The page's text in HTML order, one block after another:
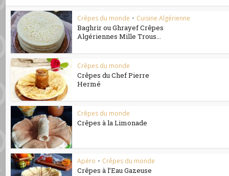
Crêpes du monde • Cuisine Algérienne
Baghrir ou Ghrayef Crêpes
Algériennes Mille Trous...
Crêpes du monde
Crêpes du Chef Pierre
Hermé
Crêpes du monde
Crêpes à la Limonade
Apéro • Crêpes du monde
Crêpes à l’Eau Gazeuse